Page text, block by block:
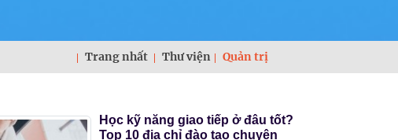
Trang nhất Thư viện Quản trị
Học kỹ năng giao tiếp ở đâu tốt?
Top 10 địa chỉ đào tạo chuyên